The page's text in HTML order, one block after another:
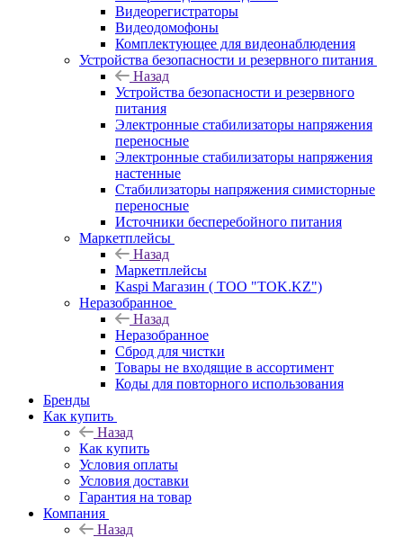
Видеорегистраторы
Видеодомофоны
Комплектующее для видеонаблюдения
Устройства безопасности и резервного питания
Назад
Устройства безопасности и резервного
питания
Электронные стабилизаторы напряжения
переносные
Электронные стабилизаторы напряжения
настенные
Стабилизаторы напряжения симисторные
переносные
Источники бесперебойного питания
Маркетплейсы
Назад
Маркетплейсы
Kaspi Магазин ( ТОО "TOK.KZ")
Неразобранное
Назад
Неразобранное
Сброд для чистки
Товары не входящие в ассортимент
Коды для повторного использования
Бренды
Как купить
Назад
Как купить
Условия оплаты
Условия доставки
Гарантия на товар
Компания
Назад